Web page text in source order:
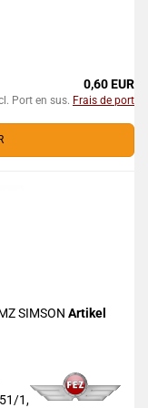
0,60 EUR
Port en sus. Frais de port
SIMSON Artikel
1,